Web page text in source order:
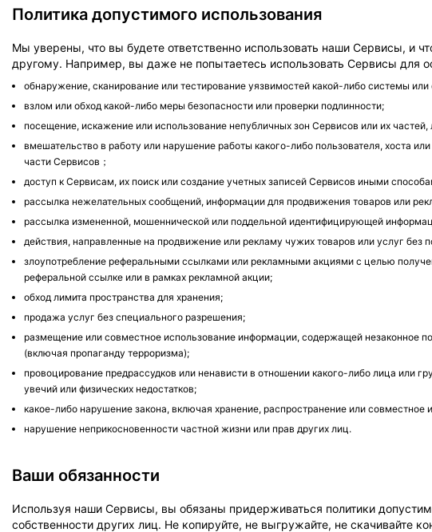
Политика допустимого использования
Мы уверены, что вы будете ответственно использовать наши Сервисы, и
другому. Например, вы даже не попытаетесь использовать Сервисы для
обнаружение, сканирование или тестирование уязвимостей какой-либо системы или
взлом или обход какой-либо меры безопасности или проверки подлинности;
посещение, искажение или использование непубличных зон Сервисов или их
вмешательство в работу или нарушение работы какого-либо пользователя, хоста
части Сервисов；
доступ к Сервисам, их поиск или создание учетных записей Сервисов иными
рассылка нежелательных сообщений, информации для продвижения товаров или
рассылка измененной, мошеннической или поддельной идентифицирующей
действия, направленные на продвижение или рекламу чужих товаров или услуг без
злоупотребление реферальными ссылками или рекламными акциями с целью
реферальной ссылке или в рамках рекламной акции;
обход лимита пространства для хранения;
продажа услуг без специального разрешения;
размещение или совместное использование информации, содержащей незаконное
(включая пропаганду терроризма);
провоцирование предрассудков или ненависти в отношении какого-либо лица или
увечий или физических недостатков;
какое-либо нарушение закона, включая хранение, распространение или
нарушение неприкосновенности частной жизни или прав других лиц.
Ваши обязанности
Используя наши Сервисы, вы обязаны придерживаться политики
собственности других лиц. Не копируйте, не выгружайте, не скачивайте